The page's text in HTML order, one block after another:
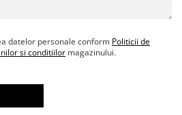
datelor personale conform Politicii de
si conditiilor magazinului.